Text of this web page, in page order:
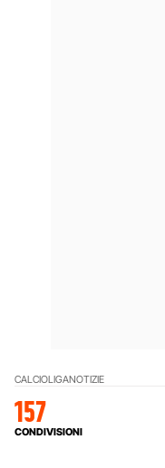
CALCIOLIGANOTIZIE
157
CONDIVISIONI